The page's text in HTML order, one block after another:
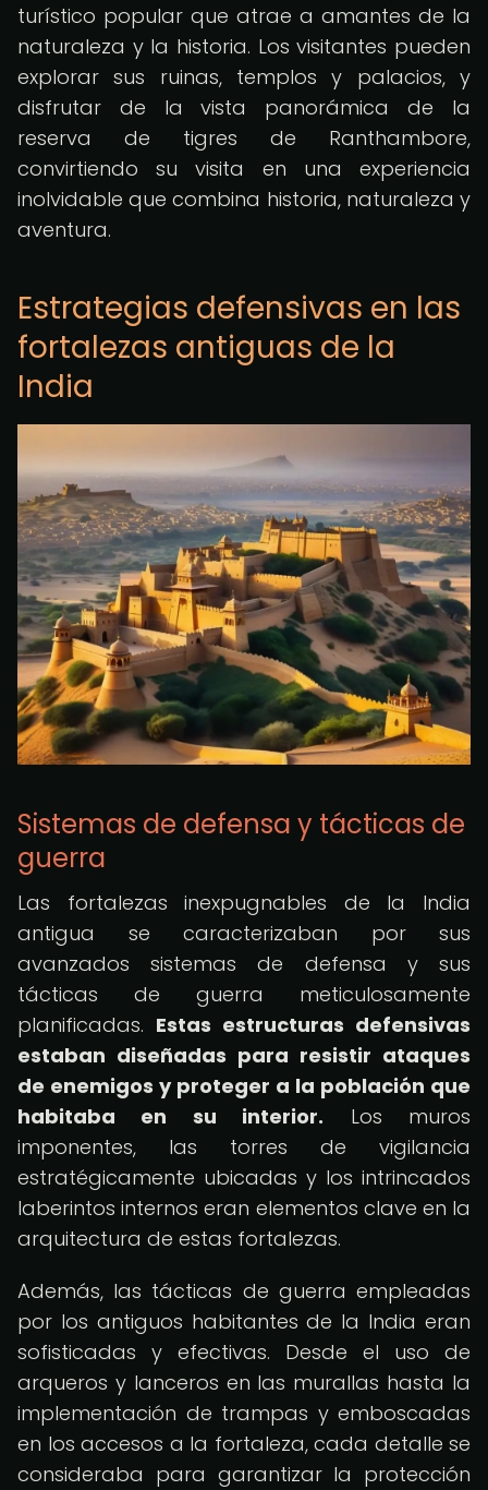
turístico popular que atrae a amantes de la
naturaleza y la historia. Los visitantes pueden
explorar sus ruinas, templos y palacios, y
disfrutar de la vista panorámica de la
reserva de tigres de Ranthambore,
convirtiendo su visita en una experiencia
inolvidable que combina historia, naturaleza y
aventura.
Estrategias defensivas en las
fortalezas antiguas de la
India
Sistemas de defensa y tácticas de
guerra
Las fortalezas inexpugnables de la India
antigua se caracterizaban por sus
avanzados sistemas de defensa y sus
tácticas de guerra meticulosamente
planificadas. Estas estructuras defensivas
estaban diseñadas para resistir ataques
de enemigos y proteger a la población que
habitaba en su interior. Los muros
imponentes, las torres de vigilancia
estratégicamente ubicadas y los intrincados
laberintos internos eran elementos clave en la
arquitectura de estas fortalezas.
Además, las tácticas de guerra empleadas
por los antiguos habitantes de la India eran
sofisticadas y efectivas. Desde el uso de
arqueros y lanceros en las murallas hasta la
implementación de trampas y emboscadas
en los accesos a la fortaleza, cada detalle se
consideraba para garantizar la protección